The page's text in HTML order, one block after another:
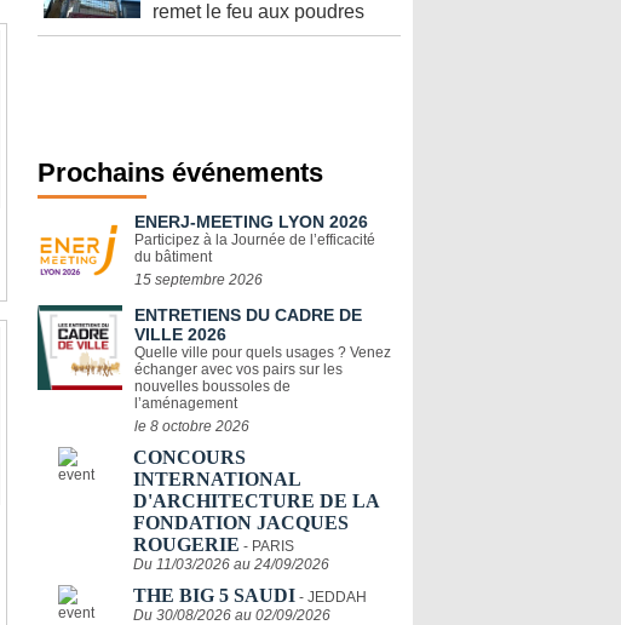
remet le feu aux poudres
Prochains événements
ENERJ-MEETING LYON 2026
Participez à la Journée de l’efficacité
du bâtiment
15 septembre 2026
ENTRETIENS DU CADRE DE
VILLE 2026
Quelle ville pour quels usages ? Venez
échanger avec vos pairs sur les
nouvelles boussoles de
l’aménagement
le 8 octobre 2026
CONCOURS
INTERNATIONAL
D'ARCHITECTURE DE LA
FONDATION JACQUES
ROUGERIE - PARIS
Du 11/03/2026 au 24/09/2026
THE BIG 5 SAUDI - JEDDAH
Du 30/08/2026 au 02/09/2026